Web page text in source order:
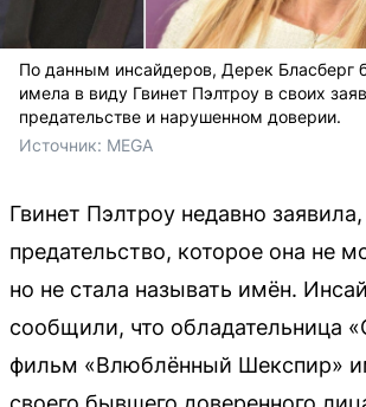
По данным инсайдеров, Дерек Бласберг
имела в виду Гвинет Пэлтроу в своих
предательстве и нарушенном доверии.
Источник: MEGA
Гвинет Пэлтроу недавно
предательство, которое она не
но не стала называть имён.
сообщили, что обладательница
фильм «Влюблённый Шекспир»